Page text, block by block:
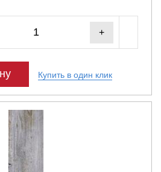
+
Купить в один клик